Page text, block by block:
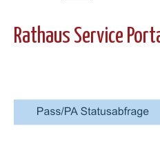
Rathaus Service